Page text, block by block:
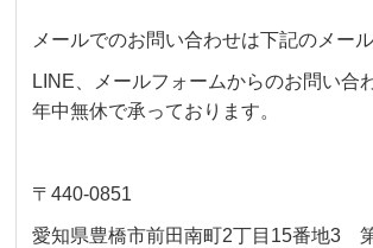
メールでのお問い合わせは下記のメー
LINE、メールフォームからのお問い合
年中無休で承っております。
〒440-0851
愛知県豊橋市前田南町2丁目15番地3